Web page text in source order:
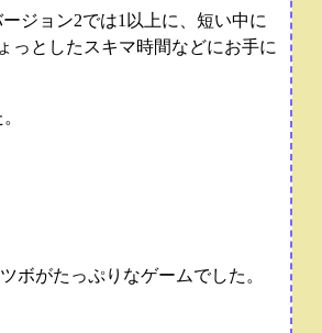
ジョン2では1以上に、短い中に
っとしたスキマ時間などにお手に
ボがたっぷりなゲームでした。